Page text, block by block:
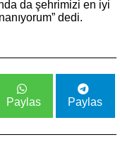
da şehrimizi en iyi
dedi.
Paylas Paylas